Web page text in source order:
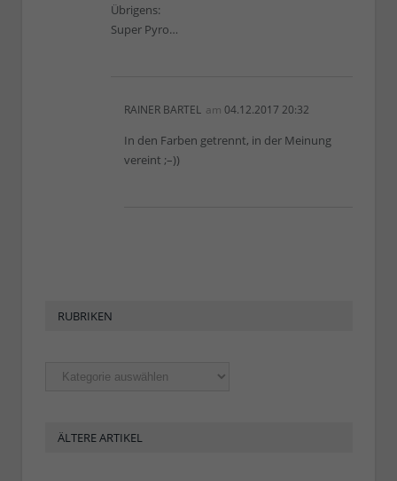
Übrigens:
Super Pyro…
RAINER BARTEL am 04.12.2017 20:32
In den Farben getrennt, in der Meinung
vereint ;–))
RUBRIKEN
Rubriken
ÄLTERE ARTIKEL